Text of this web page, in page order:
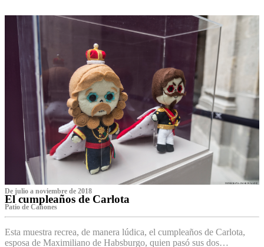
De julio a noviembre de 2018
El cumpleaños de Carlota
Patio de Cañones
Esta muestra recrea, de manera lúdica, el cumpleaños de Carlota,
esposa de Maximiliano de Habsburgo, quien pasó sus dos…